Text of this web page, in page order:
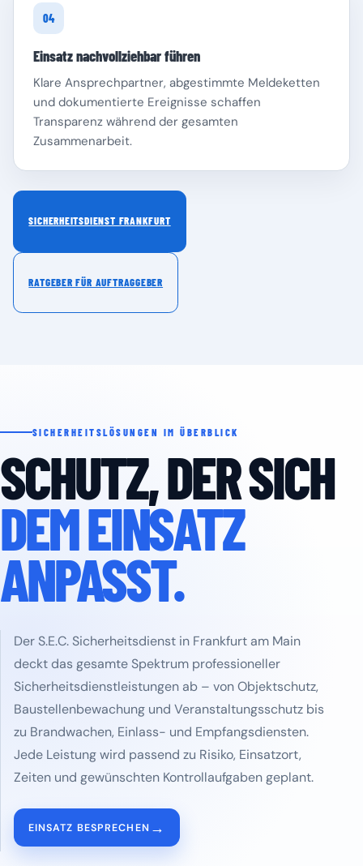
04
Einsatz nachvollziehbar führen
Klare Ansprechpartner, abgestimmte Meldeketten
und dokumentierte Ereignisse schaffen
Transparenz während der gesamten
Zusammenarbeit.
SICHERHEITSDIENST FRANKFURT
RATGEBER FÜR AUFTRAGGEBER
SICHERHEITSLÖSUNGEN IM ÜBERBLICK
SCHUTZ, DER SICH
DEM EINSATZ
ANPASST.
Der S.E.C. Sicherheitsdienst in Frankfurt am Main
deckt das gesamte Spektrum professioneller
Sicherheitsdienstleistungen ab – von Objektschutz,
Baustellenbewachung und Veranstaltungsschutz bis
zu Brandwachen, Einlass- und Empfangsdiensten.
Jede Leistung wird passend zu Risiko, Einsatzort,
Zeiten und gewünschten Kontrollaufgaben geplant.
EINSATZ BESPRECHEN →